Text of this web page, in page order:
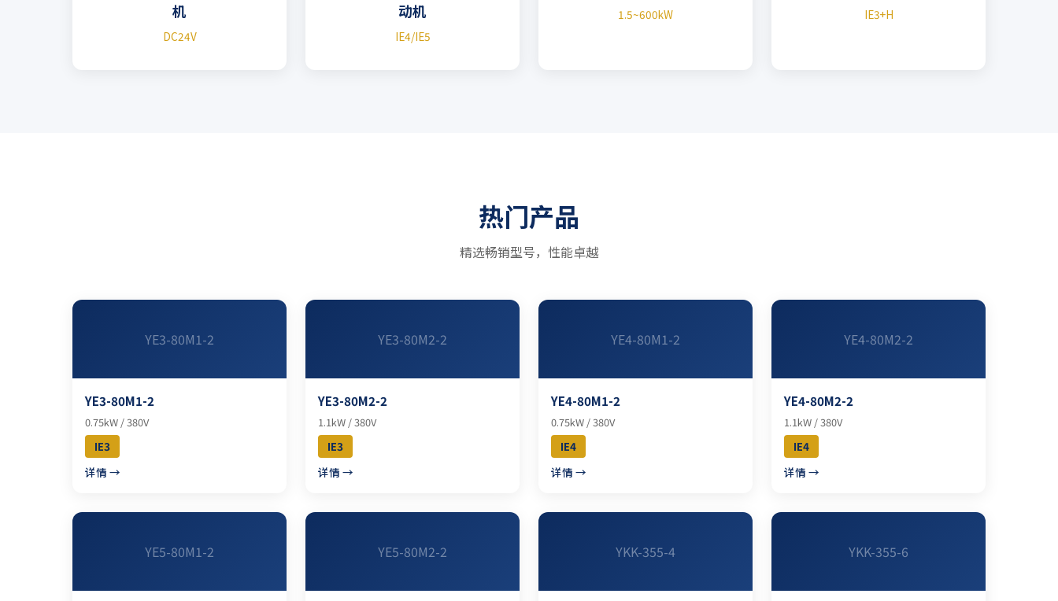
机
DC24V
动机
IE4/IE5
1.5~600kW IE3+H
热门产品
精选畅销型号，性能卓越
YE3-80M1-2
YE3-80M1-2
0.75kW / 380V
IE3
详情 →
YE3-80M2-2
YE3-80M2-2
1.1kW / 380V
IE3
详情 →
YE4-80M1-2
YE4-80M1-2
0.75kW / 380V
IE4
详情 →
YE4-80M2-2
YE4-80M2-2
1.1kW / 380V
IE4
详情 →
YE5-80M1-2 YE5-80M2-2 YKK-355-4 YKK-355-6